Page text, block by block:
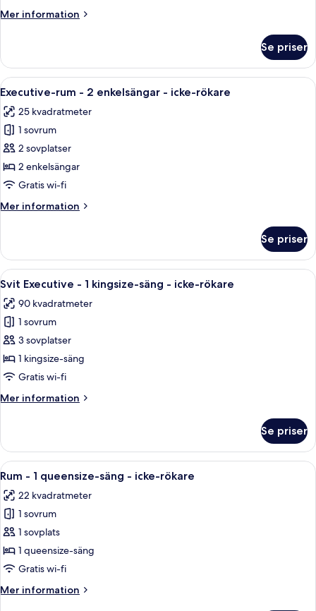
kingsize-
icke-
rökare
Mer information
Mer
rum
1
säng
icke-
rökare
Se priser
Öppna
alla
foton
för
Executive-
rum
-
enkelsängar
rökare
Ett hotellrum med två sängar, ett
8
Executive-rum - 2 enkelsängar - icke-rökare
25 kvadratmeter
1 sovrum
2 sovplatser
2 enkelsängar
Gratis wi-fi
Mer information
Mer
rum
2
icke-
rökare
Se priser
Öppna
alla
foton
för
Svit
Executive
-
kingsize-
icke-
rökare
Ett hotellrum med en säng, ett
10
Svit Executive - 1 kingsize-säng - icke-rökare
90 kvadratmeter
1 sovrum
3 sovplatser
1 kingsize-säng
Gratis wi-fi
Mer information
Mer
Executive
1
säng
icke-
rökare
Se priser
Öppna
alla
foton
för
Rum
-
1
säng
Ett hotellrum med en stor säng, ett
6
Rum - 1 queensize-säng - icke-rökare
22 kvadratmeter
1 sovrum
1 sovplats
1 queensize-säng
Gratis wi-fi
Mer information
Mer